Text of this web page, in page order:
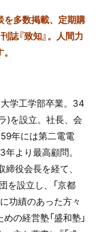
を多数掲載、定期購
誌『致知』。人間力
学工学部卒業。34
)を設立。社長、会
年には第二電電
より最高顧問。
役会長を経て、
を設立し、「京都
功績のあった方々
の経営塾「盛和塾」